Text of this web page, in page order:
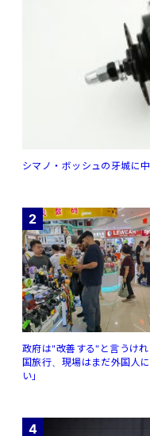
シマノ・ボッシュの牙城に
2
政府は"改善する"と言うけ
国旅行、現場はまだ外国人
い」
4